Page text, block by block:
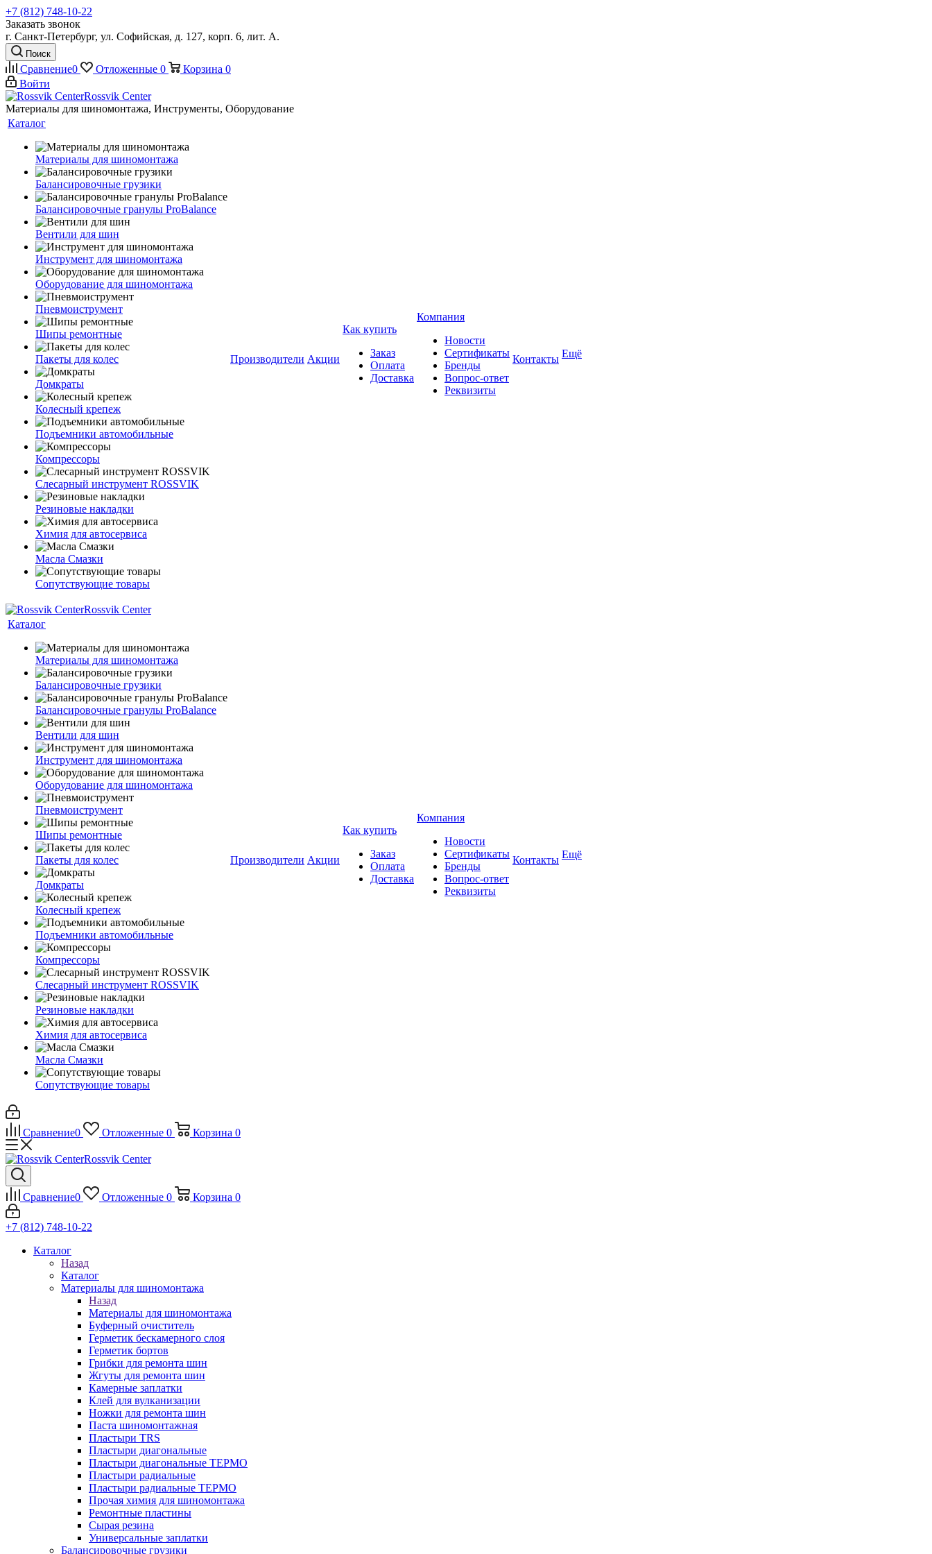
+7 (812) 748-10-22
Заказать звонок
г. Санкт-Петербург, ул. Софийская, д. 127, корп. 6, лит. А.
Поиск
Сравнение0 Отложенные 0 Корзина 0
Войти
Rossvik Center
Материалы для шиномонтажа, Инструменты, Оборудование
Каталог
Материалы для шиномонтажа
Балансировочные грузики
Балансировочные гранулы ProBalance
Вентили для шин
Инструмент для шиномонтажа
Оборудование для шиномонтажа
Пневмоиструмент
Шипы ремонтные
Пакеты для колес
Домкраты
Колесный крепеж
Подъемники автомобильные
Компрессоры
Слесарный инструмент ROSSVIK
Резиновые накладки
Химия для автосервиса
Масла Смазки
Сопутствующие товары
Производители Акции
Как купить
Заказ
Оплата
Доставка
Компания
Новости
Сертификаты
Бренды
Вопрос-ответ
Реквизиты
Контакты Ещё
Rossvik Center
Каталог
Материалы для шиномонтажа
Балансировочные грузики
Балансировочные гранулы ProBalance
Вентили для шин
Инструмент для шиномонтажа
Оборудование для шиномонтажа
Пневмоиструмент
Шипы ремонтные
Пакеты для колес
Домкраты
Колесный крепеж
Подъемники автомобильные
Компрессоры
Слесарный инструмент ROSSVIK
Резиновые накладки
Химия для автосервиса
Масла Смазки
Сопутствующие товары
Производители Акции
Как купить
Заказ
Оплата
Доставка
Компания
Новости
Сертификаты
Бренды
Вопрос-ответ
Реквизиты
Контакты Ещё
Сравнение0 Отложенные 0 Корзина 0
Rossvik Center
Сравнение0 Отложенные 0 Корзина 0
+7 (812) 748-10-22
Каталог
Назад
Каталог
Материалы для шиномонтажа
Назад
Материалы для шиномонтажа
Буферный очиститель
Герметик бескамерного слоя
Герметик бортов
Грибки для ремонта шин
Жгуты для ремонта шин
Камерные заплатки
Клей для вулканизации
Ножки для ремонта шин
Паста шиномонтажная
Пластыри TRS
Пластыри диагональные
Пластыри диагональные ТЕРМО
Пластыри радиальные
Пластыри радиальные ТЕРМО
Прочая химия для шиномонтажа
Ремонтные пластины
Сырая резина
Универсальные заплатки
Балансировочные грузики